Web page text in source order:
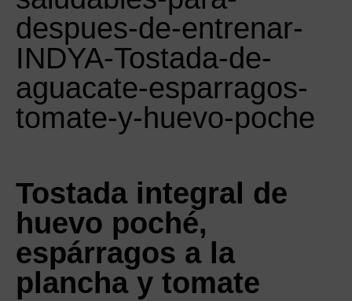
Tostada integral de
huevo poché,
espárragos a la
plancha y tomate